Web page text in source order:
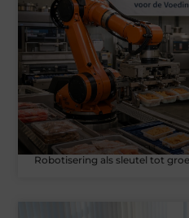
Robotisering als sleutel tot